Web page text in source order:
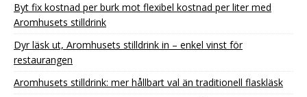
Byt fix kostnad per burk mot flexibel kostnad per liter med
Aromhusets stilldrink
Dyr läsk ut, Aromhusets stilldrink in – enkel vinst för
restaurangen
Aromhusets stilldrink: mer hållbart val än traditionell flaskläsk